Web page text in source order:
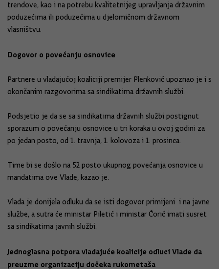
trendove, kao i na potrebu kvalitetnijeg upravljanja državnim
poduzećima ili poduzećima u djelomičnom državnom
vlasništvu.
Dogovor o povećanju osnovice
Partnere u vladajućoj koaliciji premijer Plenković upoznao je i s
okončanim razgovorima sa sindikatima državnih službi.
Podsjetio je da se sa sindikatima državnih službi postignut
sporazum o povećanju osnovice u tri koraka u ovoj godini za
po jedan posto, od 1. travnja, 1. kolovoza i 1. prosinca.
Time bi se došlo na 52 posto ukupnog povećanja osnovice u
mandatima ove Vlade, kazao je.
Vlada je donijela odluku da se isti dogovor primijeni i na javne
službe, a sutra će ministar Piletić i ministar Ćorić imati susret
sa sindikatima javnih službi.
Jednoglasna potpora vladajuće koalicije odluci Vlade da
preuzme organizaciju dočeka rukometaša